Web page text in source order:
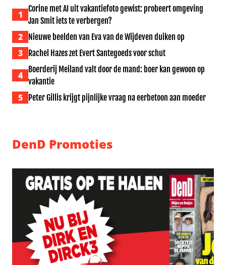
1
Corine met AI uit vakantiefoto gewist: probeert omgeving
Jan Smit iets te verbergen?
2 Nieuwe beelden van Eva van de Wijdeven duiken op
3 Rachel Hazes zet Evert Santegoeds voor schut
4
Boerderij Meiland valt door de mand: boer kan gewoon op
vakantie
5 Peter Gillis krijgt pijnlijke vraag na eerbetoon aan moeder
DenD Promoties